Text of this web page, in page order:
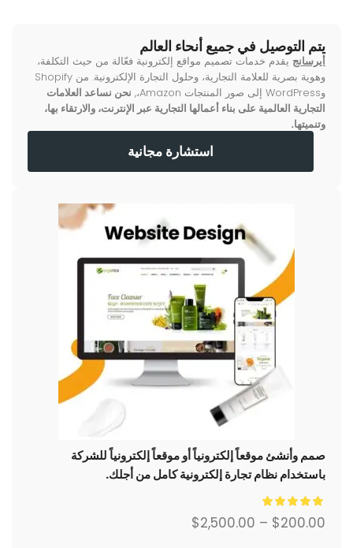
يتم التوصيل في جميع أنحاء العالم
أيرسانج يقدم خدمات تصميم مواقع إلكترونية فعّالة من حيث التكلفة،
وهوية بصرية للعلامة التجارية، وحلول التجارة الإلكترونية. من Shopify
وWordPress إلى صور المنتجات Amazon،,
نحن نساعد العلامات
التجارية العالمية على بناء أعمالها التجارية عبر الإنترنت، والارتقاء بها،
وتنميتها.
استشارة مجانية
صمم وأنشئ موقعاً إلكترونياً أو موقعاً إلكترونياً للشركة
باستخدام نظام تجارة إلكترونية كامل من أجلك.
$200.00
–
$2,500.00